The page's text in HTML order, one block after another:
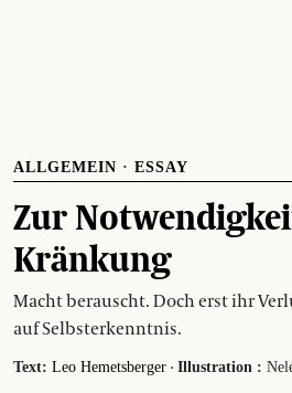
ALLGEMEIN · ESSAY
Zur
Kränkung
Macht berauscht. Doch erst ihr
auf Selbsterkenntnis.
Text: Leo Hemetsberger · Illustration :